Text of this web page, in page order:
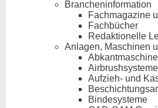
Brancheninformation
Fachmagazine
Fachbücher
Redaktionelle
Anlagen, Maschinen
Airbrushsysteme
Aufzieh- und
Bindesysteme